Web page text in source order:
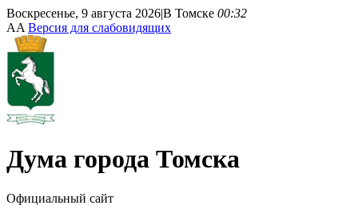
Воскресенье, 9 августа 2026|В Томске 00:32
AA Версия для слабовидящих
Дума города Томска
Официальный сайт